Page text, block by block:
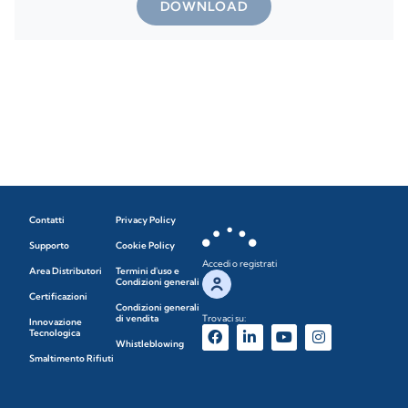
DOWNLOAD
Contatti
Supporto
Area Distributori
Certificazioni
Innovazione
Tecnologica
Smaltimento Rifiuti
Privacy Policy
Cookie Policy
Termini d'uso e
Condizioni generali
Condizioni generali
di vendita
Whistleblowing
Accedi o registrati
Trovaci su: